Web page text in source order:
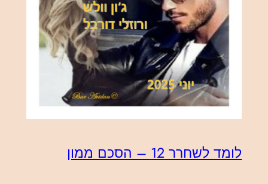
לומד לשחרר 12 – הסכם ממון